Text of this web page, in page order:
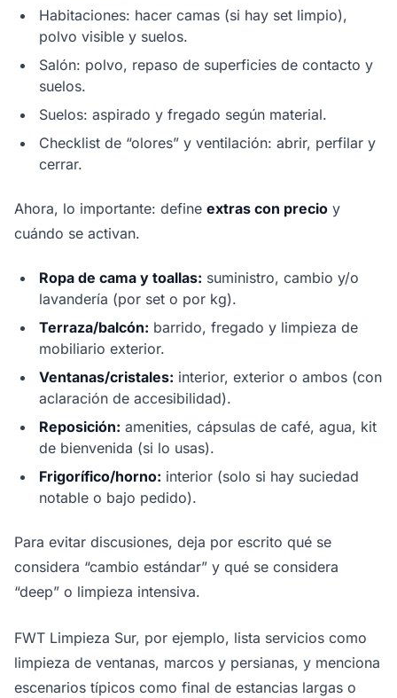
Habitaciones: hacer camas (si hay set limpio),
polvo visible y suelos.
Salón: polvo, repaso de superficies de contacto y
suelos.
Suelos: aspirado y fregado según material.
Checklist de “olores” y ventilación: abrir, perfilar y
cerrar.
Ahora, lo importante: define extras con precio y
cuándo se activan.
Ropa de cama y toallas: suministro, cambio y/o
lavandería (por set o por kg).
Terraza/balcón: barrido, fregado y limpieza de
mobiliario exterior.
Ventanas/cristales: interior, exterior o ambos (con
aclaración de accesibilidad).
Reposición: amenities, cápsulas de café, agua, kit
de bienvenida (si lo usas).
Frigorífico/horno: interior (solo si hay suciedad
notable o bajo pedido).
Para evitar discusiones, deja por escrito qué se
considera “cambio estándar” y qué se considera
“deep” o limpieza intensiva.
FWT Limpieza Sur, por ejemplo, lista servicios como
limpieza de ventanas, marcos y persianas, y menciona
escenarios típicos como final de estancias largas o